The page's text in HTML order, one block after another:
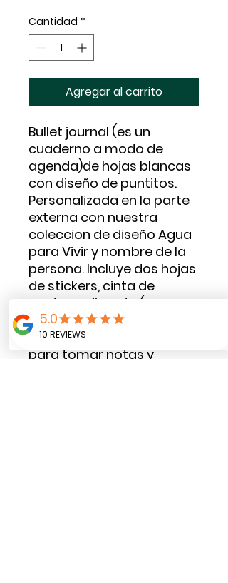
Cantidad *
Agregar al carrito
Bullet journal (es un
cuaderno a modo de
agenda)de hojas blancas
con diseño de puntitos.
Personalizada en la parte
externa con nuestra
coleccion de diseño Agua
para Vivir y nombre de la
persona. Incluye dos hojas
de stickers, cinta de
cactus y die cuts ( son
detalles recordatos con
cinta alto relieve) ideales
para tomar notas y